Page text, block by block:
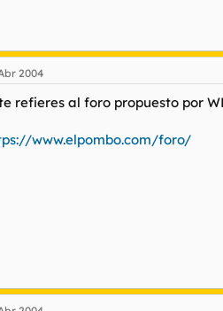
2004
refieres al foro propuesto por
www.elpombo.com/foro/